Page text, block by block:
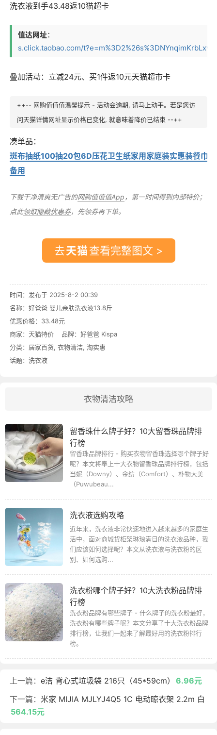
洗衣液到手43.48返10猫超卡
值达网址：
s.click.taobao.com/
叠加活动：立减24元、买1件返10元天猫超市卡
++-- 网购值值值温馨提示 - 活动会逾期, 请马上动手。若是您访
问天猫详情网址显示价格已变化, 就意味着降价已结束 --++
凑单品：
斑布抽纸100抽20包6D压花卫生纸家用家庭装实惠装餐巾纸
备用
下载干净清爽无广告的网购值值值App ，第一时间得到内部特价；
点此领取隐藏优惠券，先领券再下单。
去 查看完整图文 >
时间：发布于 2025-8-2 00:39
名称： 好爸爸 婴儿亲肤洗衣液13.8斤
优惠价格： 33.48元
商家： 天猫特价 品牌： 好爸爸 Kispa
分类： 居家百货, 衣物清洁, 淘实惠
话题： 洗衣液
衣物清洁攻略
留香珠什么牌子好？10大留香珠品牌排
行榜
留香珠品牌排行 - 购买衣物留香珠选择哪个牌子好
呢？本文将奉上十大衣物留香珠品牌排行榜，包括
当妮（Downy）、金纺（Comfort）、朴物大美
（Puwubeau...
洗衣液选购攻略
近年来，洗衣液非常快速地进入越来越多的家庭生
活中，面对商城货柜架琳琅满目的洗衣液品种，我
们应该如何选择呢？本文从洗衣液与洗衣粉的区
别、如何选购...
洗衣粉哪个牌子好？10大洗衣粉品牌排
行榜
洗衣粉品牌有哪些牌子 - 什么牌子的洗衣粉最好，
洗衣粉有哪些牌子呢？本文分享了十大洗衣粉品牌
排行榜，让我们一起来了解最好用的洗衣粉排行
榜。
上一篇： e洁 背心式垃圾袋 216只（45*59cm） 6.96元
下一篇： 米家 MIJIA MJLYJ4Q5 1C 电动晾衣架 2.2m 白
564.15元